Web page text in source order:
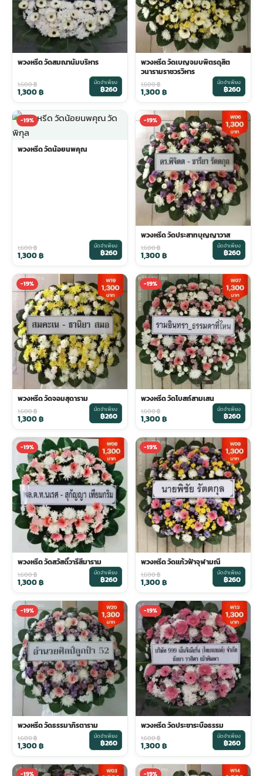
พวงดอกไม้งานศพ
tpdecorate ปูพื้น
พวงหรีด วัดสมณานัมบริหาร
1,600฿
1,300฿
มัดจำเพียง
฿260
พวงหรีด วัดเบญจมบพิตรดุสิต
วนารามราชวรวิหาร
1,600฿
1,300฿
มัดจำเพียง
฿260
-19%
พวงหรีด วัดน้อยนพคุณ
1,600฿
1,300฿
มัดจำเพียง
฿260
-19%
พวงหรีด วัดประสาทบุญญาวาส
1,600฿
1,300฿
มัดจำเพียง
฿260
-19%
พวงหรีด วัดจอมสุดาราม
1,600฿
1,300฿
มัดจำเพียง
฿260
-19%
พวงหรีด วัดโบสถ์สามเสน
1,600฿
1,300฿
มัดจำเพียง
฿260
-19%
พวงหรีด วัดสวัสดิ์วารีสีมาราม
1,600฿
1,300฿
มัดจำเพียง
฿260
-19%
พวงหรีด วัดแก้วฟ้าจุฬามณี
1,600฿
1,300฿
มัดจำเพียง
฿260
-19%
พวงหรีด วัดธรรมาภิรตาราม
1,600฿
1,300฿
มัดจำเพียง
฿260
-19%
พวงหรีด วัดประชาระบือธรรม
1,600฿
1,300฿
มัดจำเพียง
฿260
-19% -19%